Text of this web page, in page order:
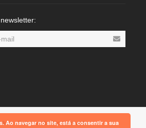
· Todos os direitos reservados.
Ao navegar no site, está a consentir a sua